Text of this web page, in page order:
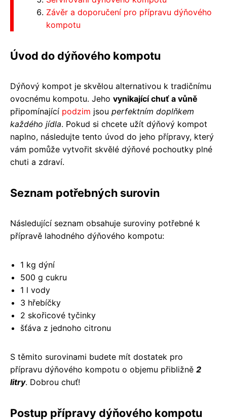
Závěr a doporučení pro přípravu dýňového
kompotu
Úvod do dýňového kompotu
Dýňový kompot je skvělou alternativou k tradičnímu
ovocnému kompotu. Jeho vynikající chuť a vůně
připomínající podzim jsou perfektním doplňkem
každého jídla. Pokud si chcete užít dýňový kompot
naplno, následujte tento úvod do jeho přípravy, který
vám pomůže vytvořit skvělé dýňové pochoutky plné
chuti a zdraví.
Seznam potřebných surovin
Následující seznam obsahuje suroviny potřebné k
přípravě lahodného dýňového kompotu:
1 kg dýní
500 g cukru
1 l vody
3 hřebíčky
2 skořicové tyčinky
šťáva z jednoho citronu
S těmito surovinami budete mít dostatek pro
přípravu dýňového kompotu o objemu přibližně 2
litry. Dobrou chuť!
Postup přípravy dýňového kompotu